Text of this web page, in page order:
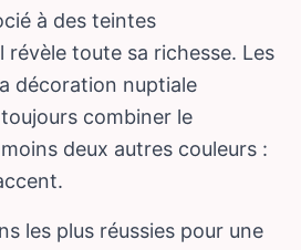
à des teintes
révèle toute sa richesse. Les
décoration nuptiale
combiner le
deux autres couleurs :
les plus réussies pour une